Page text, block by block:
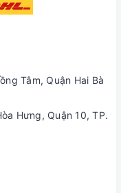
Tâm, Quận Hai Bà
Hưng, Quận 10, TP.